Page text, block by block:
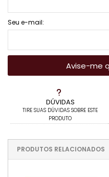
DÚVIDAS
TIRE SUAS DÚVIDAS SOBRE ESTE
PRODUTO
Seu e-mail:
Avise-me
PRODUTOS RELACIONADOS